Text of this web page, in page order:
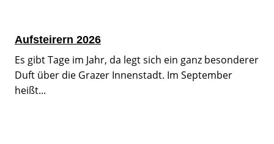
Aufsteirern 2026
Es gibt Tage im Jahr, da legt sich ein ganz besonderer
Duft über die Grazer Innenstadt. Im September
heißt...